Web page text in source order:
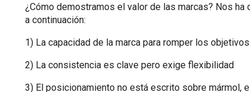
¿Cómo demostramos el valor de las marcas? Nos
a continuación:
1) La capacidad de la marca para romper los
2) La consistencia es clave pero exige flexibilidad
3) El posicionamiento no está escrito sobre mármol,